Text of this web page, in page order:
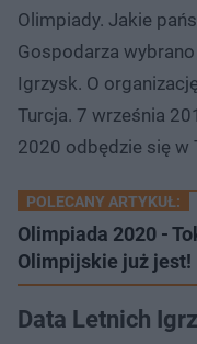
Olimpiady. Jakie
Gospodarza
Igrzysk. O
Turcja. 7 września
2020 odbędzie się w
POLECANY ARTYKUŁ:
Olimpiada 2020 -
Olimpijskie już jest!
Data Letnich